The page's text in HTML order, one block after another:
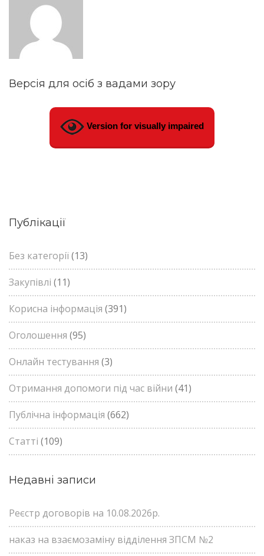
Версія для осіб з вадами зору
Version for visually impaired
Публікації
Без категорії(13)
Закупівлі (11)
Корисна інформація (391)
Оголошення (95)
Онлайн тестування (3)
Отримання допомоги під час війни (41)
Публічна інформація (662)
Статті (109)
Недавні записи
Реєстр договорів на 10.08.2026р.
наказ на взаємозаміну відділення ЗПСМ №2